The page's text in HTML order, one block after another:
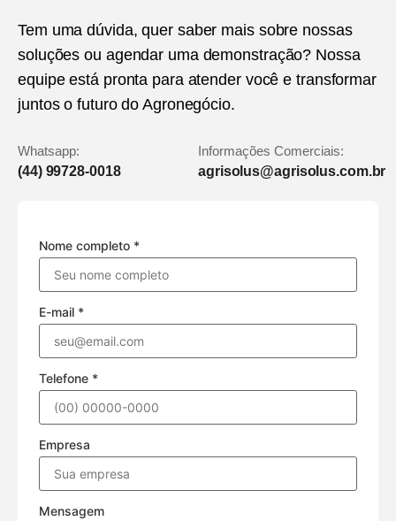
Nome completo *
E-mail *
Telefone *
Empresa
Mensagem
Tem uma dúvida, quer saber mais sobre nossas
soluções ou agendar uma demonstração? Nossa
equipe está pronta para atender você e transformar
juntos o futuro do Agronegócio.
Whatsapp:
(44) 99728-0018
Informações Comerciais:
agrisolus@agrisolus.com.br